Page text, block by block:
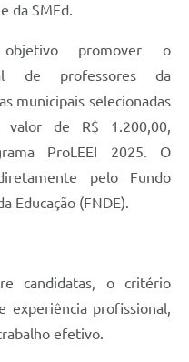
da SMEd.
promover o
de professores da
municipais selecionadas
valor de R$ 1.200,00,
ProLEEI 2025. O
pelo Fundo
Educação (FNDE).
candidatas, o critério
profissional,
efetivo.